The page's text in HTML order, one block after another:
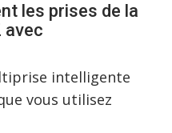
les prises de la
avec
intelligente
vous utilisez